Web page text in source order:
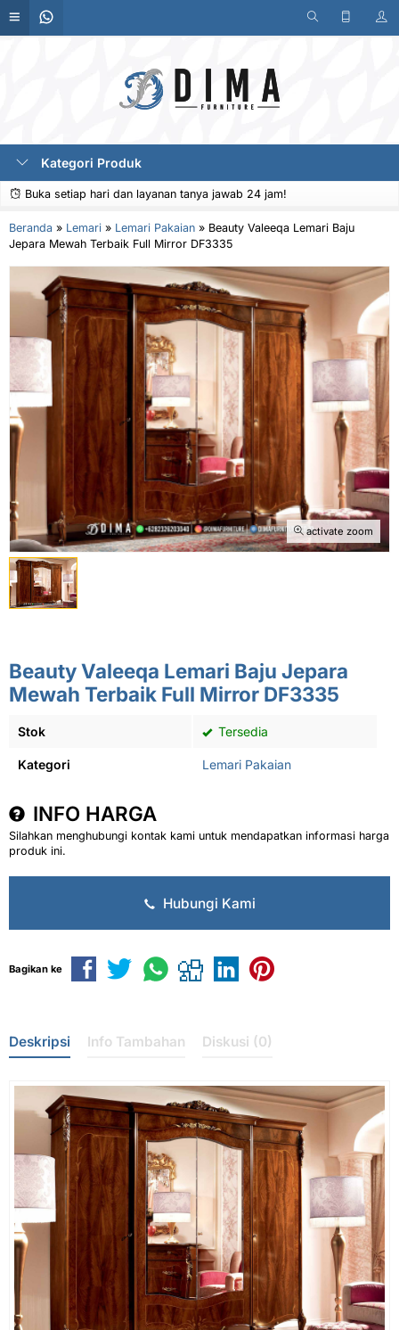
Kategori Produk
Buka setiap hari dan layanan tanya jawab 24 jam!
Beranda » Lemari » Lemari Pakaian » Beauty Valeeqa Lemari Baju
Jepara Mewah Terbaik Full Mirror DF3335
activate zoom
Beauty Valeeqa Lemari Baju Jepara
Mewah Terbaik Full Mirror DF3335
Stok Tersedia
Kategori Lemari Pakaian
INFO HARGA
Silahkan menghubungi kontak kami untuk mendapatkan informasi harga
produk ini.
Hubungi Kami
Bagikan ke
Deskripsi Info Tambahan Diskusi (0)